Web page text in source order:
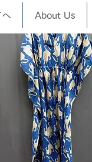
About Us